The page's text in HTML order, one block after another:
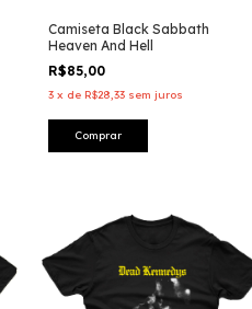
Camiseta Black Sabbath
Heaven And Hell
R$85,00
3 x de R$28,33 sem juros
Comprar